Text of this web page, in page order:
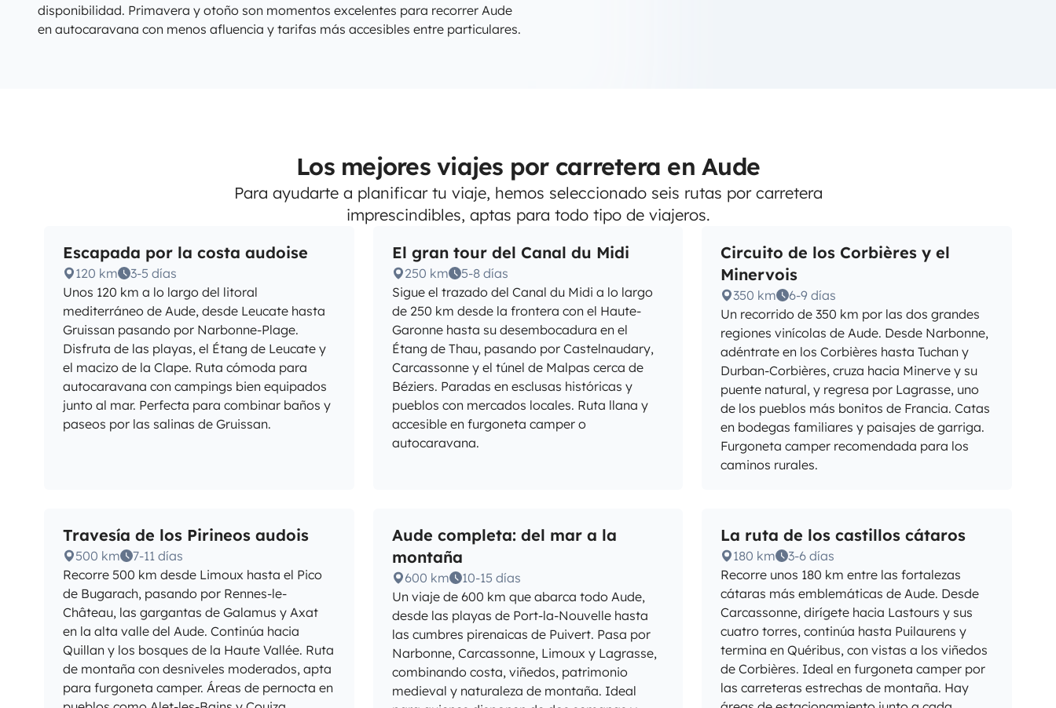
disponibilidad. Primavera y otoño son momentos excelentes para recorrer Aude
en autocaravana con menos afluencia y tarifas más accesibles entre particulares.
Los mejores viajes por carretera en Aude
Para ayudarte a planificar tu viaje, hemos seleccionado seis rutas por carretera
imprescindibles, aptas para todo tipo de viajeros.
Escapada por la costa audoise
120 km
3-5 días
Unos 120 km a lo largo del litoral
mediterráneo de Aude, desde Leucate hasta
Gruissan pasando por Narbonne-Plage.
Disfruta de las playas, el Étang de Leucate y
el macizo de la Clape. Ruta cómoda para
autocaravana con campings bien equipados
junto al mar. Perfecta para combinar baños y
paseos por las salinas de Gruissan.
El gran tour del Canal du Midi
250 km
5-8 días
Sigue el trazado del Canal du Midi a lo largo
de 250 km desde la frontera con el Haute-
Garonne hasta su desembocadura en el
Étang de Thau, pasando por Castelnaudary,
Carcassonne y el túnel de Malpas cerca de
Béziers. Paradas en esclusas históricas y
pueblos con mercados locales. Ruta llana y
accesible en furgoneta camper o
autocaravana.
Circuito de los Corbières y el
Minervois
350 km
6-9 días
Un recorrido de 350 km por las dos grandes
regiones vinícolas de Aude. Desde Narbonne,
adéntrate en los Corbières hasta Tuchan y
Durban-Corbières, cruza hacia Minerve y su
puente natural, y regresa por Lagrasse, uno
de los pueblos más bonitos de Francia. Catas
en bodegas familiares y paisajes de garriga.
Furgoneta camper recomendada para los
caminos rurales.
Travesía de los Pirineos audois
500 km
7-11 días
Recorre 500 km desde Limoux hasta el Pico
de Bugarach, pasando por Rennes-le-
Château, las gargantas de Galamus y Axat
en la alta valle del Aude. Continúa hacia
Quillan y los bosques de la Haute Vallée. Ruta
de montaña con desniveles moderados, apta
para furgoneta camper. Áreas de pernocta en
Aude completa: del mar a la
montaña
600 km
10-15 días
Un viaje de 600 km que abarca todo Aude,
desde las playas de Port-la-Nouvelle hasta
las cumbres pirenaicas de Puivert. Pasa por
Narbonne, Carcassonne, Limoux y Lagrasse,
combinando costa, viñedos, patrimonio
medieval y naturaleza de montaña. Ideal
La ruta de los castillos cátaros
180 km
3-6 días
Recorre unos 180 km entre las fortalezas
cátaras más emblemáticas de Aude. Desde
Carcassonne, dirígete hacia Lastours y sus
cuatro torres, continúa hasta Puilaurens y
termina en Quéribus, con vistas a los viñedos
de Corbières. Ideal en furgoneta camper por
las carreteras estrechas de montaña. Hay